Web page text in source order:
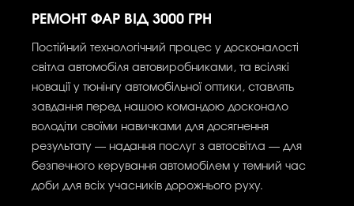
РЕМОНТ ФАР ВІД 3000 ГРН
Постійний технологічний процес у досконалості
світла автомобіля автовиробниками, та всілякі
новації у тюнінгу автомобільної оптики, ставлять
завдання перед нашою командою досконало
володіти своїми навичками для досягнення
результату — надання послуг з автосвітла — для
безпечного керування автомобілем у темний час
доби для всіх учасників дорожнього руху.